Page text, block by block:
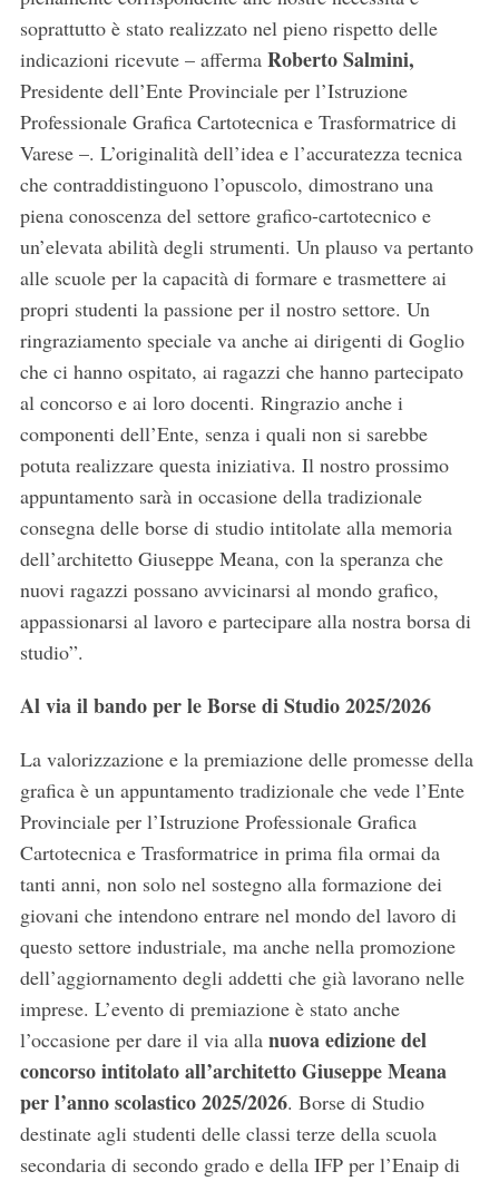
soprattutto è stato realizzato nel pieno rispetto delle
indicazioni ricevute – afferma Roberto Salmini,
Presidente dell’Ente Provinciale per l’Istruzione
Professionale Grafica Cartotecnica e Trasformatrice di
Varese –. L’originalità dell’idea e l’accuratezza tecnica
che contraddistinguono l’opuscolo, dimostrano una
piena conoscenza del settore grafico-cartotecnico e
un’elevata abilità degli strumenti. Un plauso va pertanto
alle scuole per la capacità di formare e trasmettere ai
propri studenti la passione per il nostro settore. Un
ringraziamento speciale va anche ai dirigenti di Goglio
che ci hanno ospitato, ai ragazzi che hanno partecipato
al concorso e ai loro docenti. Ringrazio anche i
componenti dell’Ente, senza i quali non si sarebbe
potuta realizzare questa iniziativa. Il nostro prossimo
appuntamento sarà in occasione della tradizionale
consegna delle borse di studio intitolate alla memoria
dell’architetto Giuseppe Meana, con la speranza che
nuovi ragazzi possano avvicinarsi al mondo grafico,
appassionarsi al lavoro e partecipare alla nostra borsa di
studio”.
Al via il bando per le Borse di Studio 2025/2026
La valorizzazione e la premiazione delle promesse della
grafica è un appuntamento tradizionale che vede l’Ente
Provinciale per l’Istruzione Professionale Grafica
Cartotecnica e Trasformatrice in prima fila ormai da
tanti anni, non solo nel sostegno alla formazione dei
giovani che intendono entrare nel mondo del lavoro di
questo settore industriale, ma anche nella promozione
dell’aggiornamento degli addetti che già lavorano nelle
imprese. L’evento di premiazione è stato anche
l’occasione per dare il via alla nuova edizione del
concorso intitolato all’architetto Giuseppe Meana
per l’anno scolastico 2025/2026. Borse di Studio
destinate agli studenti delle classi terze della scuola
secondaria di secondo grado e della IFP per l’Enaip di